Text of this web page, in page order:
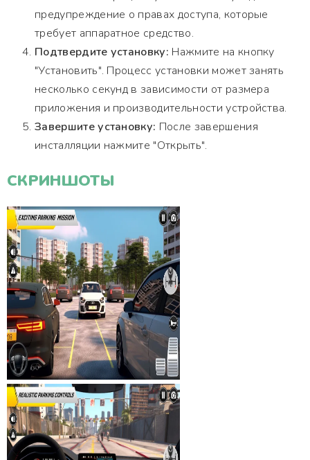
предупреждение о правах доступа, которые
требует аппаратное средство.
Подтвердите установку: Нажмите на кнопку
"Установить". Процесс установки может занять
несколько секунд в зависимости от размера
приложения и производительности устройства.
Завершите установку: После завершения
инсталляции нажмите "Открыть".
СКРИНШОТЫ